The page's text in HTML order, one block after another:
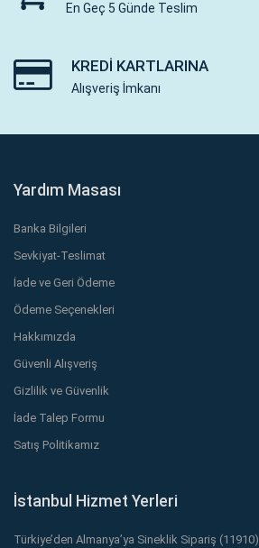
En Geç 5 Günde Teslim
KREDI KARTLARINA
Alışveriş İmkanı
Yardım Masası
Banka Bilgileri
Sevkiyat-Teslimat
İade ve Geri Ödeme
Ödeme Seçenekleri
Hakkımızda
Güvenli Alışveriş
Gizlilik ve Güvenlik
İade Talep Formu
Satış Politikamız
İstanbul Hizmet Yerleri
Türkiye’den Almanya’ya Sineklik Sipariş (11910)